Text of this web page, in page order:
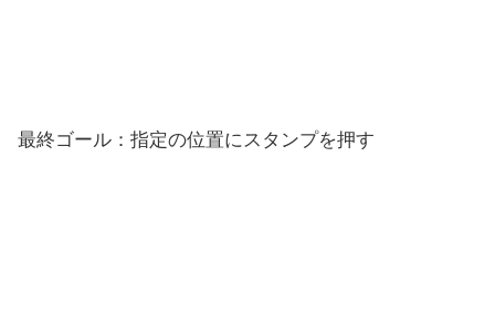
最終ゴール：指定の位置にスタンプを押す